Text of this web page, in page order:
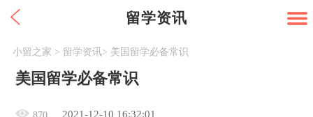
留学资讯
小留之家 > 留学资讯> 美国留学必备常识
美国留学必备常识
870 2021-12-10 16:32:01